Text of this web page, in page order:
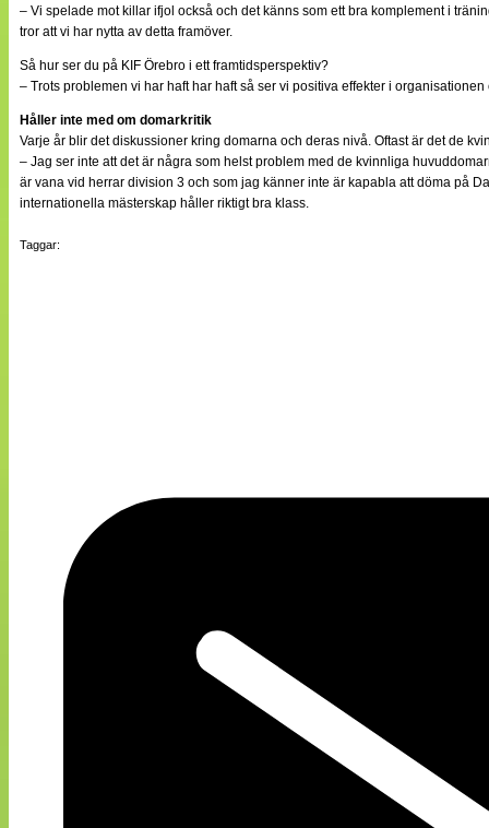
– Vi spelade mot killar ifjol också och det känns som ett bra komplement i
tror att vi har nytta av detta framöver.
Så hur ser du på KIF Örebro i ett framtidsperspektiv?
– Trots problemen vi har haft har haft så ser vi positiva effekter i
Håller inte med om domarkritik
Varje år blir det diskussioner kring domarna och deras nivå. Oftast är det de
– Jag ser inte att det är några som helst problem med de kvinnliga
är vana vid herrar division 3 och som jag känner inte är kapabla att döma på
internationella mästerskap håller riktigt bra klass.
Taggar: